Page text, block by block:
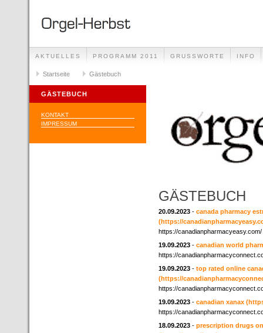
AKTUELLES PROGRAMM 2011 GRUSSWORTE INFO
Startseite Gästebuch
GÄSTEBUCH
KONTAKT
IMPRESSUM
GÄSTEBUCH
20.09.2023 - canada pharmacy
(https://
https://canadianpharmacyeasy.com/
19.09.2023 - canadian world
https://
19.09.2023 - top rated online
(https://
https://
19.09.2023 - canadian xanax
https://
18.09.2023 - prescription drugs